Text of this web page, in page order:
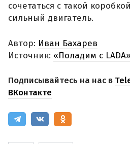
сочетаться с такой
сильный двигатель.
Автор: Иван Бахарев
Источник: «Поладим с
Подписывайтесь на нас в
ВКонтакте